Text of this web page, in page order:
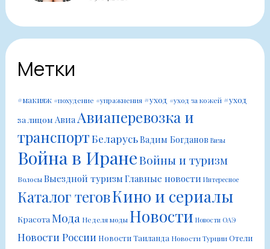
Метки
#макияж #похудение #упражнения #уход #уход за кожей #уход
за лицом Авиа Авиаперевозка и
транспортБеларусьВадим Богданов Визы
Война в ИранеВойны и туризм
ВолосыВыездной туризмГлавные новости Интересное
Каталог теговКино и сериалы
Красота Мода Неделя моды Новости Новости ОАЭ
Новости России Новости Таиланда Новости ТурцииОтели